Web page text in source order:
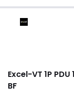
Excel-VT 1P
BF